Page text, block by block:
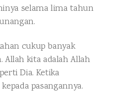
selama lima tahun
cukup banyak
Allah kita adalah Allah
Dia. Ketika
pasangannya.